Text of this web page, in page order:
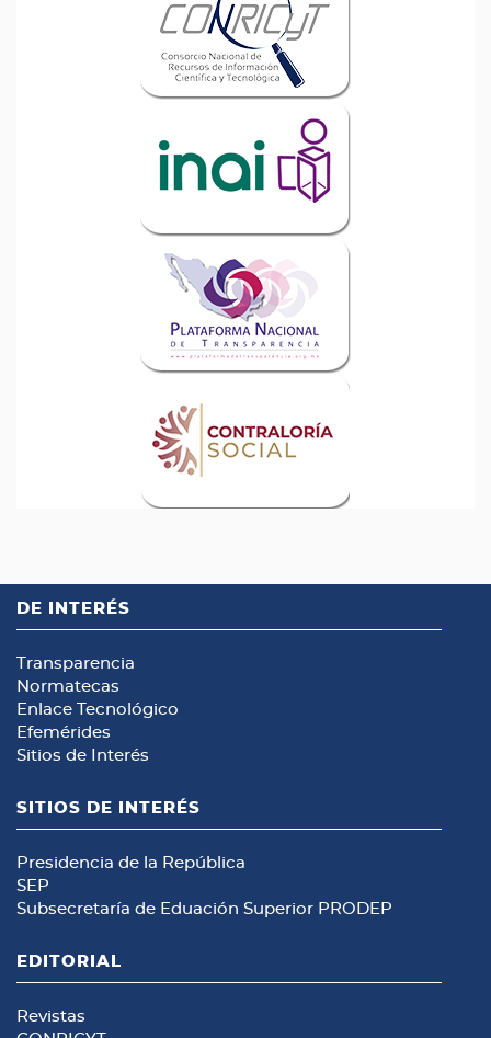
DE INTERÉS
Transparencia
Normatecas
Enlace Tecnológico
Efemérides
Sitios de Interés
SITIOS DE INTERÉS
Presidencia de la República
SEP
Subsecretaría de Eduación Superior PRODEP
EDITORIAL
Revistas